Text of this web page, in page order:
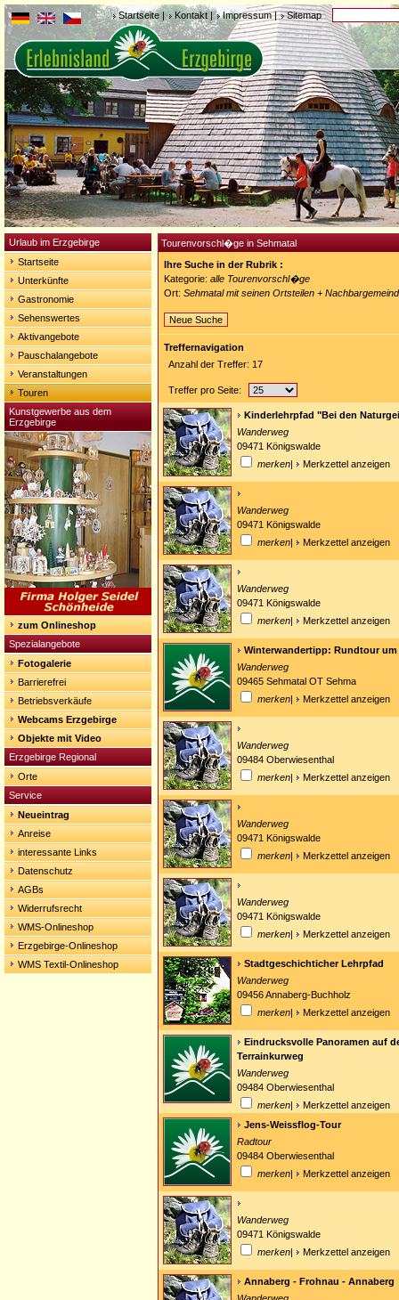
Startseite| Kontakt| Impressum| Sitemap
Urlaub im Erzgebirge
Startseite
Unterkünfte
Gastronomie
Sehenswertes
Aktivangebote
Pauschalangebote
Veranstaltungen
Touren
Kunstgewerbe aus dem
Erzgebirge
zum Onlineshop
Spezialangebote
Fotogalerie
Barrierefrei
Betriebsverkäufe
Webcams Erzgebirge
Objekte mit Video
Erzgebirge Regional
Orte
Service
Neueintrag
Anreise
interessante Links
Datenschutz
AGBs
Widerrufsrecht
WMS-Onlineshop
Erzgebirge-Onlineshop
WMS Textil-Onlineshop
Tourenvorschl�ge in Sehmatal
Ihre Suche in der Rubrik :
Kategorie: alle Tourenvorschl�ge
Ort: Sehmatal mit seinen Ortsteilen +
Neue Suche
Treffernavigation
Anzahl der Treffer: 17
Treffer pro Seite:
Kinderlehrpfad "Bei den
Wanderweg
09471 Königswalde
merken| Merkzettel anzeigen
Wanderweg
09471 Königswalde
merken| Merkzettel anzeigen
Wanderweg
09471 Königswalde
merken| Merkzettel anzeigen
Winterwandertipp: Rundtour um
Wanderweg
09465 Sehmatal OT Sehma
merken| Merkzettel anzeigen
Wanderweg
09484 Oberwiesenthal
merken| Merkzettel anzeigen
Wanderweg
09471 Königswalde
merken| Merkzettel anzeigen
Wanderweg
09471 Königswalde
merken| Merkzettel anzeigen
Stadtgeschichticher Lehrpfad
Wanderweg
09456 Annaberg-Buchholz
merken| Merkzettel anzeigen
Eindrucksvolle Panoramen auf
Terrainkurweg
Wanderweg
09484 Oberwiesenthal
merken|
Merkzettel anzeigen
Jens-Weissflog-Tour
Radtour
09484 Oberwiesenthal
merken| Merkzettel anzeigen
Wanderweg
09471 Königswalde
merken| Merkzettel anzeigen
Annaberg - Frohnau - Annaberg